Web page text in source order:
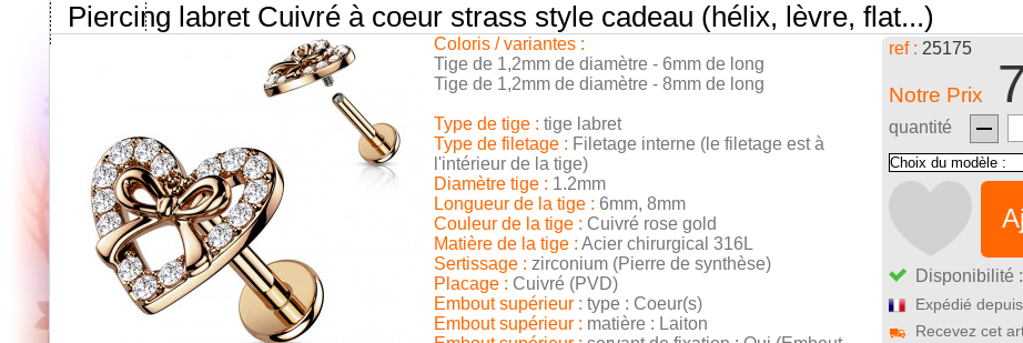
PIERCINGS EN
PROMOTION
Piercing labret Cuivré à coeur strass style cadeau (hélix, lèvre, flat...)
ref : 25175
Notre Prix
quantité
Disponibilité :
Expédié
Recevez cet
Coloris / variantes :
Tige de 1,2mm de diamètre - 6mm de long
Tige de 1,2mm de diamètre - 8mm de long
Type de tige : tige labret
Type de filetage : Filetage interne (le filetage est à
l'intérieur de la tige)
Diamètre tige : 1.2mm
Longueur de la tige : 6mm, 8mm
Couleur de la tige : Cuivré rose gold
Matière de la tige : Acier chirurgical 316L
Sertissage : zirconium (Pierre de synthèse)
Placage : Cuivré (PVD)
Embout supérieur : type : Coeur(s)
Embout supérieur : matière : Laiton